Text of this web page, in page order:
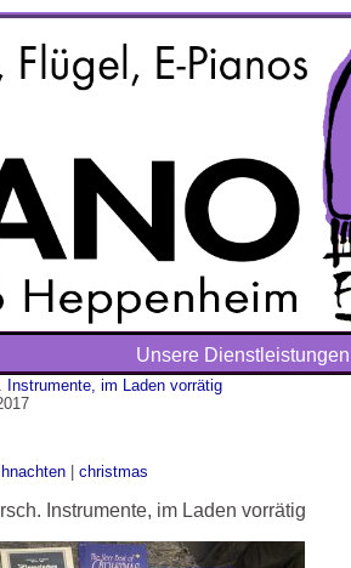
Unsere Dienstleistungen
im Laden vorrätig
| christmas
Instrumente, im Laden vorrätig